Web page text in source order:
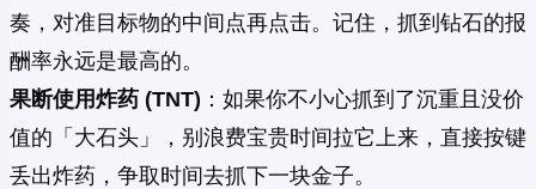
奏，对准目标物的中间点再点击。记住，抓到钻石的报
酬率永远是最高的。
果断使用炸药 (TNT) ：如果你不小心抓到了沉重且没价
值的「大石头」，别浪费宝贵时间拉它上来，直接按键
丢出炸药，争取时间去抓下一块金子。